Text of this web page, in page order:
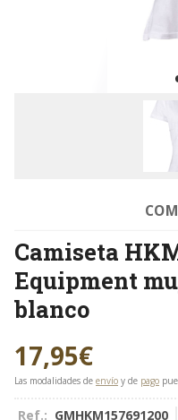
Camiseta
Equipment
blanco
17,95€
Las modalidades de envío y de pago
Ref.: GMHKM157691200